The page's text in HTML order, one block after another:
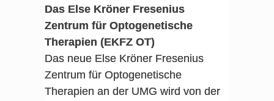
Das Else Kröner Fresenius
Zentrum für Optogenetische
Therapien (EKFZ OT)
Das neue Else Kröner Fresenius
Zentrum für Optogenetische
Therapien an der UMG wird von der